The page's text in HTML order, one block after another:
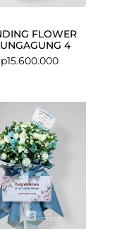
FLOWER
4
15.600.000